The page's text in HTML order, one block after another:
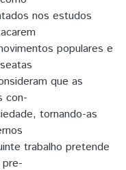
nos estudos
populares e
que as
con-
tornando-as
trabalho pretende